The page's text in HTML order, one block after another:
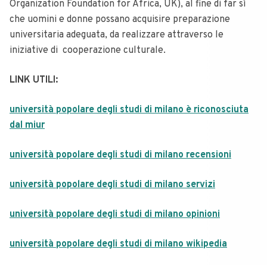
Organization Foundation for Africa, UK), al fine di far sì
che uomini e donne possano acquisire preparazione
universitaria adeguata, da realizzare attraverso le
iniziative di cooperazione culturale.
LINK UTILI:
università popolare degli studi di milano è riconosciuta
dal miur
università popolare degli studi di milano recensioni
università popolare degli studi di milano servizi
università popolare degli studi di milano opinioni
università popolare degli studi di milano wikipedia